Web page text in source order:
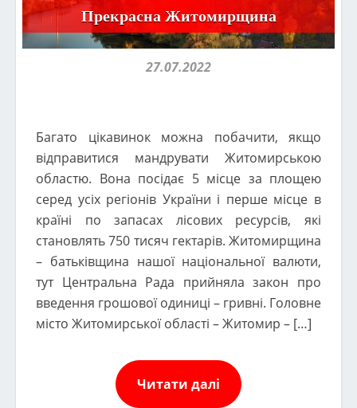
Прекрасна Житомирщина
27.07.2022
Багато цікавинок можна побачити, якщо
відправитися мандрувати Житомирською
областю. Вона посідає 5 місце за площею
серед усіх регіонів України і перше місце в
країні по запасах лісових ресурсів, які
становлять 750 тисяч гектарів. Житомирщина
– батьківщина нашої національної валюти,
тут Центральна Рада прийняла закон про
введення грошової одиниці – гривні. Головне
місто Житомирської області – Житомир – […]
Читати далі